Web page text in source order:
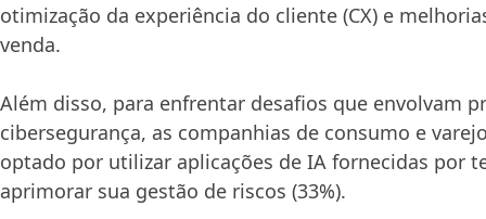
otimização da experiência do cliente (CX) e
venda.
Além disso, para enfrentar desafios que envolvam
cibersegurança, as companhias de consumo e
optado por utilizar aplicações de IA fornecidas por
aprimorar sua gestão de riscos (33%).